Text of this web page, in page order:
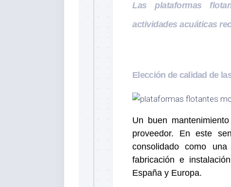
Las plataformas
actividades acuáticas
Elección de calidad de
Un buen
proveedor. En este
consolidado como
fabricación e
España y Europa.